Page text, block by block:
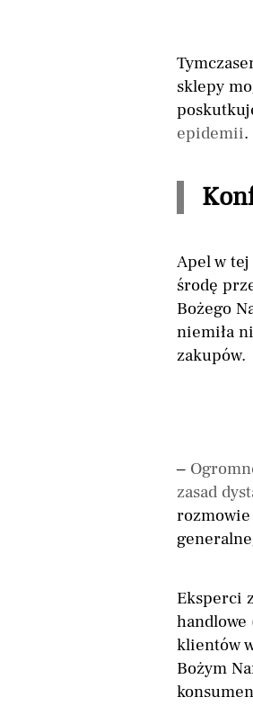
sklepy
epidemii.
Apel w tej
środę
Bożego
niemiła
zakupów.
–
zasad
rozmowie
Eksperci
klientów
Bożym